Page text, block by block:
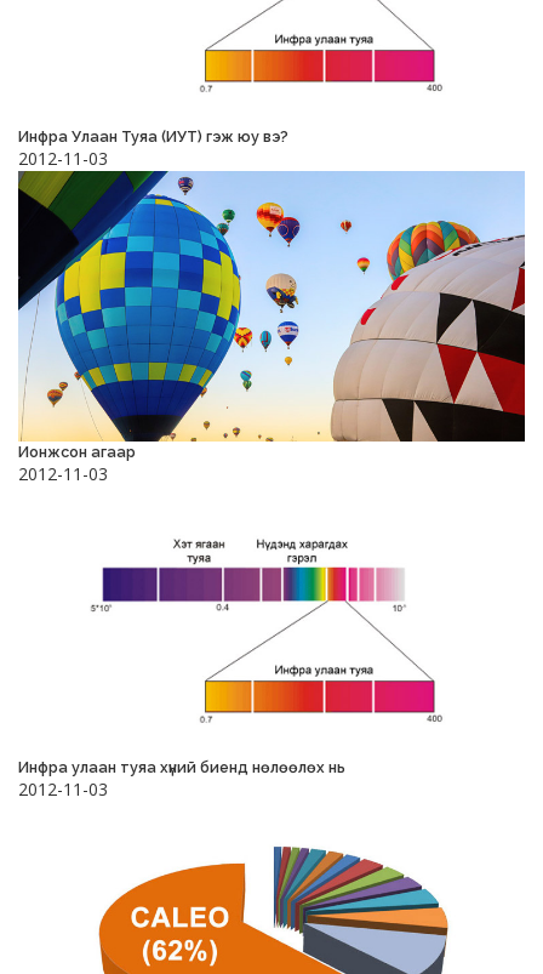
Инфра Улаан Туяа (ИУТ) гэж юу вэ?
2012-11-03
Ионжсон агаар
2012-11-03
Инфра улаан туяа хүний биенд нөлөөлөх нь
2012-11-03